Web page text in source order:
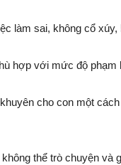
làm sai, không cổ
hợp với mức độ
cho con một
thể trò chuyện